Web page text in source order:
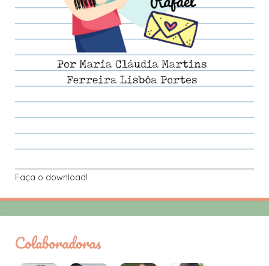
Faça o download!
Colaboradoras